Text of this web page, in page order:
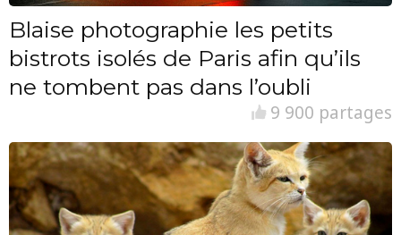
Blaise photographie les petits
bistrots isolés de Paris afin qu’ils
ne tombent pas dans l’oubli
9 900 partages